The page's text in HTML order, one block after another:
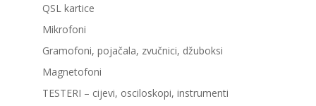
QSL kartice
Mikrofoni
Gramofoni, pojačala, zvučnici, džuboksi
Magnetofoni
TESTERI – cijevi, osciloskopi, instrumenti